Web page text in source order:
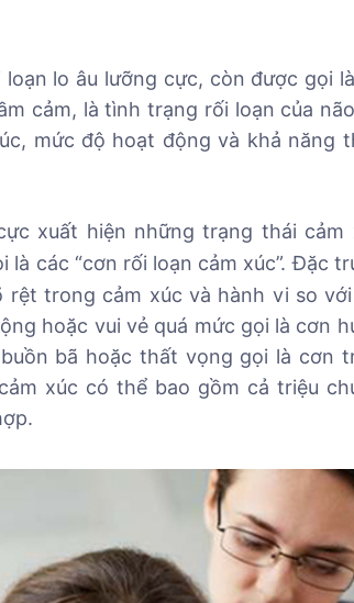
loạn lo âu lưỡng cực, còn được gọi
cảm, là tình trạng rối loạn của
mức độ hoạt động và khả năng
xuất hiện những trạng thái cảm
các “cơn rối loạn cảm xúc”. Đặc
rệt trong cảm xúc và hành vi so
hoặc vui vẻ quá mức gọi là cơn
bã hoặc thất vọng gọi là cơn
xúc có thể bao gồm cả triệu